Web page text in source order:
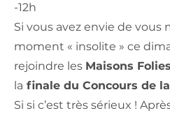
-12h
Si vous avez envie de vous
moment « insolite » ce
rejoindre les Maisons
la finale du Concours de
Si si c’est très sérieux !